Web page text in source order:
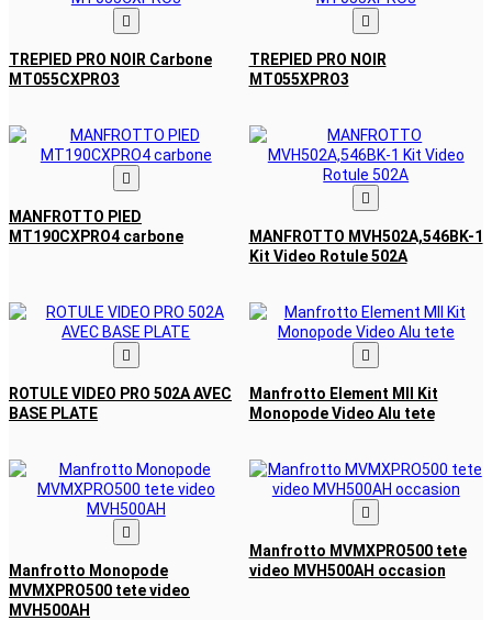

TREPIED PRO NOIR Carbone
MT055CXPRO3

TREPIED PRO NOIR
MT055XPRO3

MANFROTTO PIED
MT190CXPRO4 carbone

MANFROTTO MVH502A,546BK-1
Kit Video Rotule 502A

ROTULE VIDEO PRO 502A AVEC
BASE PLATE

Manfrotto Element MII Kit
Monopode Video Alu tete

Manfrotto Monopode
MVMXPRO500 tete video
MVH500AH

Manfrotto MVMXPRO500 tete
video MVH500AH occasion